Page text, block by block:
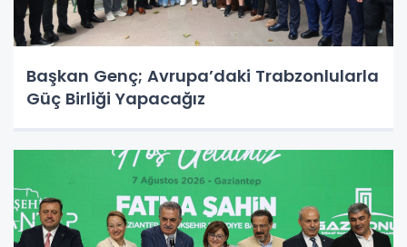
Başkan Genç; Avrupa’daki Trabzonlularla
Güç Birliği Yapacağız